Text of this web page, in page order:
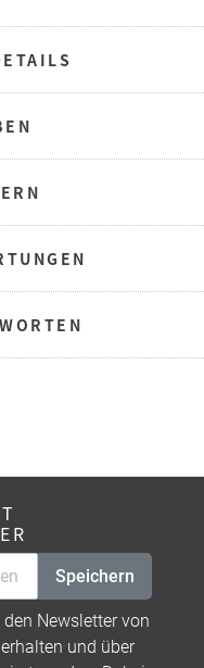
Speichern
Newsletter von
und über